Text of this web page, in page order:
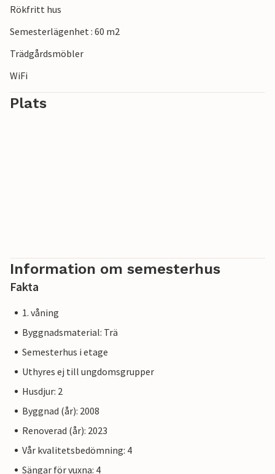
barnens skull och komma hem med massor av upplevelser.
Rökfritt hus
Semesterlägenhet : 60 m2
Trädgårdsmöbler
WiFi
Plats
Information om semesterhus
Fakta
1. våning
Byggnadsmaterial: Trä
Semesterhus i etage
Uthyres ej till ungdomsgrupper
Husdjur: 2
Byggnad (år): 2008
Renoverad (år): 2023
Vår kvalitetsbedömning: 4
Sängar för vuxna: 4